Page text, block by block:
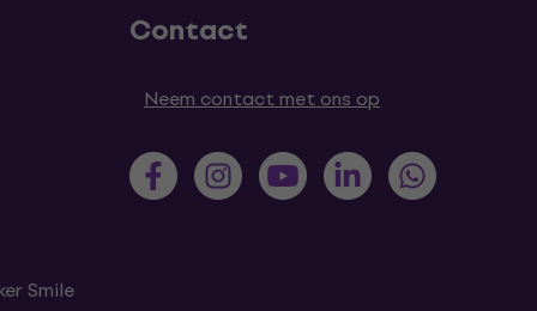
Smile
Contact
Neem contact met ons op